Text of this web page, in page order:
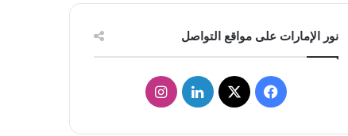
نور الإمارات على مواقع التواصل
ف
ل
ا